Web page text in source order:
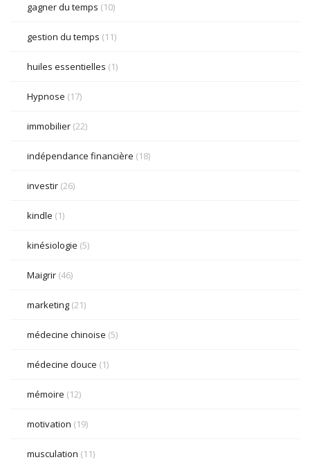
gagner du temps (10)
gestion du temps (11)
huiles essentielles (1)
Hypnose (17)
immobilier (22)
indépendance financière (18)
investir (26)
kindle (1)
kinésiologie (5)
Maigrir (46)
marketing (21)
médecine chinoise (5)
médecine douce (1)
mémoire (12)
motivation (19)
musculation (11)